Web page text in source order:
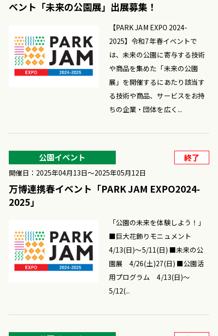
【PARK JAM EXPO 2024-
2025】令和7年春イベントで
は、未来の公園に寄与する技術
や商品を集めた「未来の公園
展」を開催するにあたり該当す
る技術や商品、サービスをお持
ちの企業・団体を広く...
ベント「未来の公園展」出展募集！
「公園の未来を体験しよう！」
■巨大花飾りモニュメント
4/13(日)～5/11(日) ■未来の公
園展 4/26(土)27(日) ■公園活
用プログラム 4/13(日)～
5/12(...
公園イベント 終了
開催日：2025年04月13日〜2025年05月12日
万博連携春イベント「PARK JAM EXPO2024-
2025」